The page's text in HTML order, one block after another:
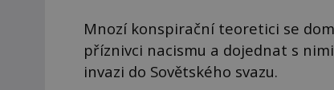
Mnozí konspirační teoretici se
příznivci nacismu a dojednat s
invazi do Sovětského svazu.